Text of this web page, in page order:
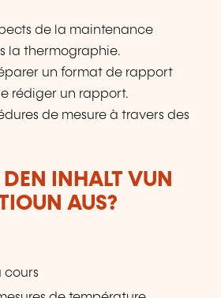
de la maintenance
la thermographie.
un format de rapport
rédiger un rapport.
de mesure à travers des
INHALT VUN
AUS?
cours